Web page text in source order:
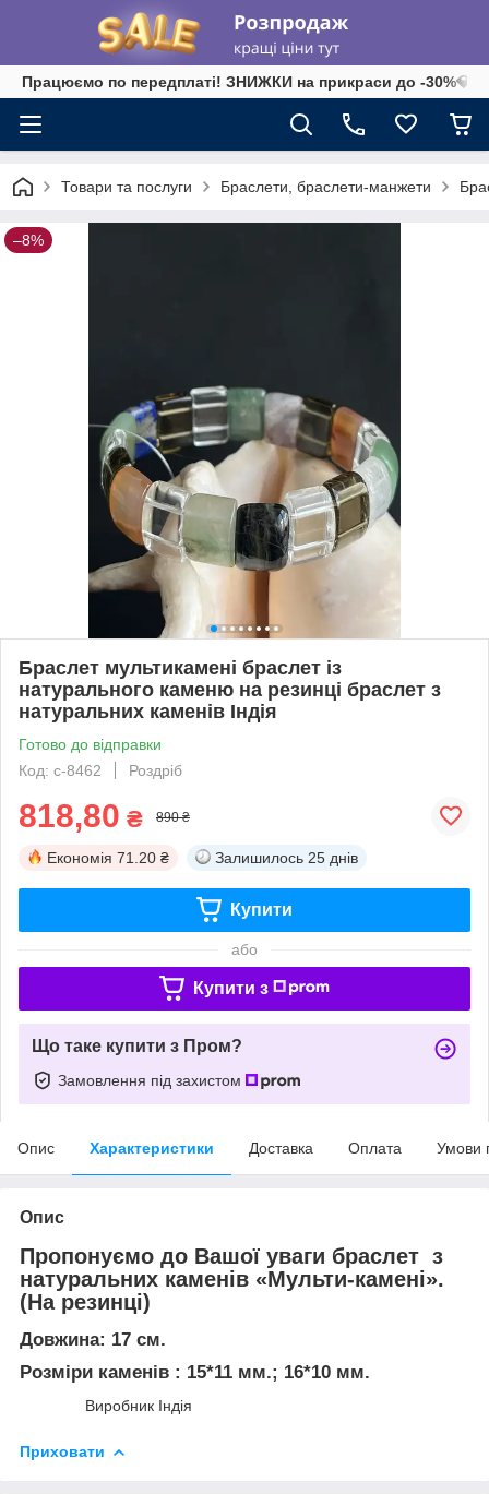
Працюємо по передплаті! ЗНИЖКИ на прикраси до -30%💎
Товари та послуги Браслети, браслети-манжети
–8%
Браслет мультикамені браслет із
натурального каменю на резинці браслет з
натуральних каменів Індія
Готово до відправки
Код: с-8462
Роздріб
818,80 ₴ 890 ₴
Економія 71.20 ₴ Залишилось 25 днів
Купити
або
Купити з
Що таке купити з Пром?
Замовлення під захистом
Опис Характеристики Доставка Оплата Умови
Опис
Пропонуємо до Вашої уваги браслет з
натуральних каменів «Мульти-камені».
(На резинці)
Довжина: 17 см.
Розміри каменів : 15*11 мм.; 16*10 мм.
Виробник Індія
Приховати